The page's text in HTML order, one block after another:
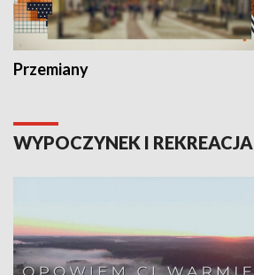
Przemiany
WYPOCZYNEK I REKREACJA